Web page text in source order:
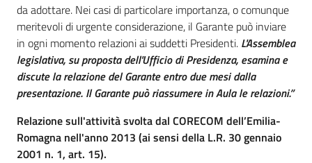
da adottare. Nei casi di particolare importanza, o comunque
meritevoli di urgente considerazione, il Garante può inviare
in ogni momento relazioni ai suddetti Presidenti. L'Assemblea
legislativa, su proposta dell'Ufficio di Presidenza, esamina e
discute la relazione del Garante entro due mesi dalla
presentazione. Il Garante può riassumere in Aula le relazioni.”
Relazione sull'attività svolta dal CORECOM dell’Emilia-
Romagna nell'anno 2013 (ai sensi della L.R. 30 gennaio
2001 n. 1, art. 15).